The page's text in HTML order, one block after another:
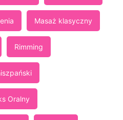
Masaż klasyczny
Rimming
Oralny